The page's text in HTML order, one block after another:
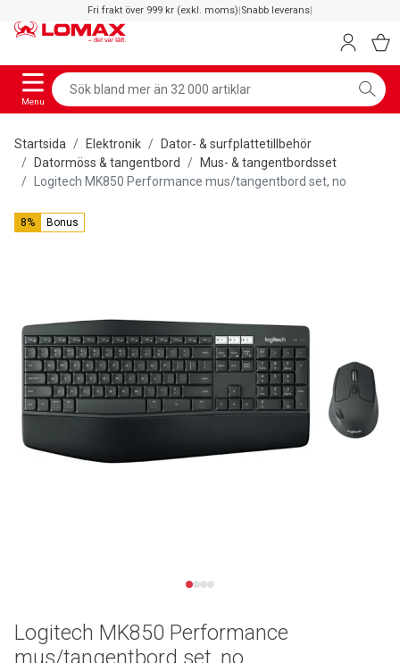
Fri frakt över 999 kr (exkl. moms)|Snabb leverans|
Menu
Startsida Elektronik
Dator- & surfplattetillbehör
Datormöss & tangentbord
Mus- & tangentbordsset
Logitech MK850 Performance mus/tangentbord set, no
8% Bonus
Logitech MK850 Performance
mus/tangentbord set, no